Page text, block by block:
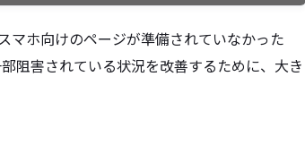
マホ向けのページが準備されていなかった
阻害されている状況を改善するために、大き